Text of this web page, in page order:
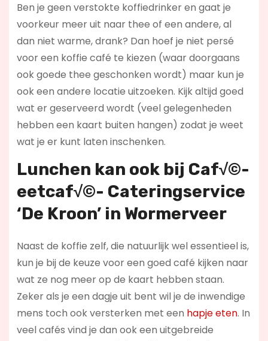
Ben je geen verstokte koffiedrinker en gaat je
voorkeur meer uit naar thee of een andere, al
dan niet warme, drank? Dan hoef je niet persé
voor een koffie café te kiezen (waar doorgaans
ook goede thee geschonken wordt) maar kun je
ook een andere locatie uitzoeken. Kijk altijd goed
wat er geserveerd wordt (veel gelegenheden
hebben een kaart buiten hangen) zodat je weet
wat je er kunt laten inschenken.
Lunchen kan ook bij Caf√©-
eetcaf√©- Cateringservice
‘De Kroon’ in Wormerveer
Naast de koffie zelf, die natuurlijk wel essentieel is,
kun je bij de keuze voor een goed café kijken naar
wat ze nog meer op de kaart hebben staan.
Zeker als je een dagje uit bent wil je de inwendige
mens toch ook versterken met een hapje eten. In
veel cafés vind je dan ook een uitgebreide